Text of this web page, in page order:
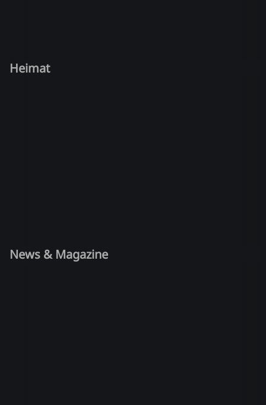
Heimat
News & Magazine